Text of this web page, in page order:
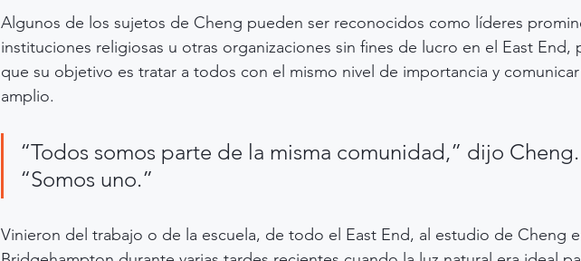
Algunos de los sujetos de Cheng pueden ser reconocidos como líderes
instituciones religiosas u otras organizaciones sin fines de lucro en el East End,
que su objetivo es tratar a todos con el mismo nivel de importancia y
amplio.
“Todos somos parte de la misma comunidad,” dijo Cheng.
“Somos uno.”
Vinieron del trabajo o de la escuela, de todo el East End, al estudio de Cheng